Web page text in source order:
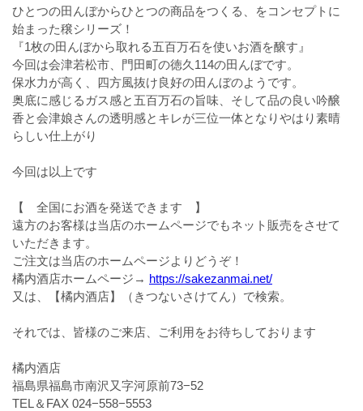
ひとつの田んぼからひとつの商品をつくる、をコンセプトに
始まった穣シリーズ！
『1枚の田んぼから取れる五百万石を使いお酒を醸す』
今回は会津若松市、門田町の徳久114の田んぼです。
保水力が高く、四方風抜け良好の田んぼのようです。
奥底に感じるガス感と五百万石の旨味、そして品の良い吟醸
香と会津娘さんの透明感とキレが三位一体となりやはり素晴
らしい仕上がり
今回は以上です
【 全国にお酒を発送できます 】
遠方のお客様は当店のホームページでもネット販売をさせて
いただきます。
ご注文は当店のホームページよりどうぞ！
橘内酒店ホームページ→ https://sakezanmai.net/
又は、【橘内酒店】（きつないさけてん）で検索。
それでは、皆様のご来店、ご利用をお待ちしております
橘内酒店
福島県福島市南沢又字河原前73−52
TEL＆FAX 024−558−5553